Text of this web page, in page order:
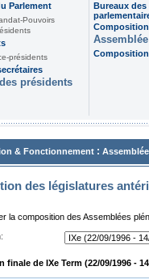
Parlement
Pouvoirs
présidents
présidents
Bureaux
Composition
Composition
& Fonctionnement :
des législatures
la composition des Assemblées
finale de IXe Term (22/09/1996 -